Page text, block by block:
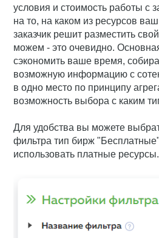
условия и стоимость работы с
на то, на каком из ресурсов
заказчик решит разместить
можем - это очевидно.
сэкономить ваше время,
возможную информацию с
в одно место по принципу
возможность выбора с каким
Для удобства вы можете
фильтра тип бирж
использовать платные ресурсы.